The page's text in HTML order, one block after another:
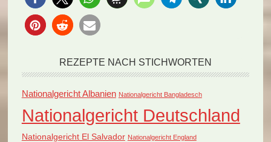
REZEPTE NACH STICHWORTEN
Nationalgericht Albanien Nationalgericht Bangladesch
Nationalgericht Deutschland
Nationalgericht El Salvador Nationalgericht England